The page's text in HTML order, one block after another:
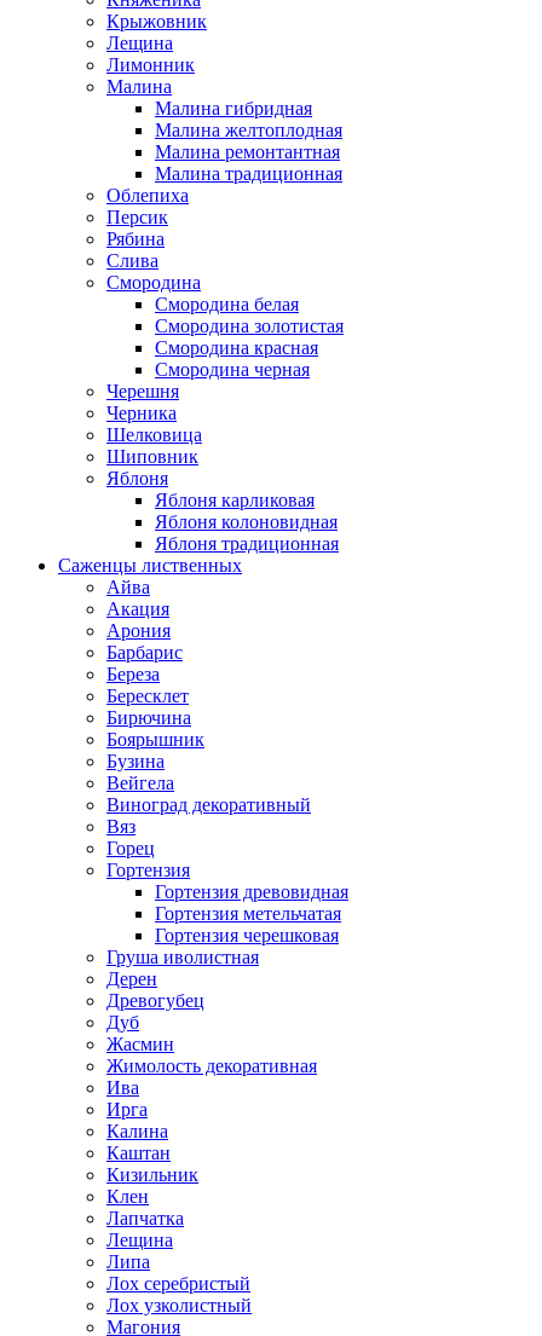
Крыжовник
Лещина
Лимонник
Малина
Малина гибридная
Малина желтоплодная
Малина ремонтантная
Малина традиционная
Облепиха
Персик
Рябина
Слива
Смородина
Смородина белая
Смородина золотистая
Смородина красная
Смородина черная
Черешня
Черника
Шелковица
Шиповник
Яблоня
Яблоня карликовая
Яблоня колоновидная
Яблоня традиционная
Саженцы лиственных
Айва
Акация
Арония
Барбарис
Береза
Бересклет
Бирючина
Боярышник
Бузина
Вейгела
Виноград декоративный
Вяз
Горец
Гортензия
Гортензия древовидная
Гортензия метельчатая
Гортензия черешковая
Груша иволистная
Дерен
Древогубец
Дуб
Жасмин
Жимолость декоративная
Ива
Ирга
Калина
Каштан
Кизильник
Клен
Лапчатка
Лещина
Липа
Лох серебристый
Лох узколистный
Магония